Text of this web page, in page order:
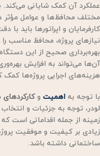
عملکرد آن کمک شایانی می‌کند.
مختلف محافظ‌ها و عوامل مؤثر
کارفرمایان و اپراتورها باید با
نیازهای پروژه، محافظ مناسب
بهره‌برداری صحیح از این
آن‌ها می‌تواند به افزایش
هزینه‌های اجرایی پروژه‌ها کمک
با توجه به اهمیت وکارکردهای
لودر، توجه به جزئیات و
زمینه از جمله اقداماتی است که
زیادی بر کیفیت و موفقیت
ساختمانی داشته باشد.